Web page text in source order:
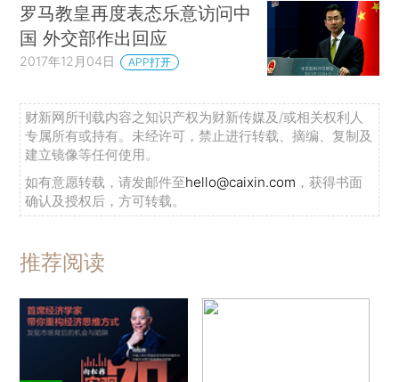
罗马教皇再度表态乐意访问中
国 外交部作出回应
2017年12月04日 APP打开
财新网所刊载内容之知识产权为财新传媒及/或相关权利人
专属所有或持有。未经许可，禁止进行转载、摘编、复制及
建立镜像等任何使用。
如有意愿转载，请发邮件至hello@caixin.com ，获得书面
确认及授权后，方可转载。
推荐阅读